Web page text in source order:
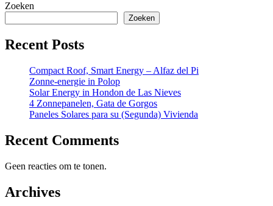
Zoeken
Zoeken
Recent Posts
Compact Roof, Smart Energy – Alfaz del Pi
Zonne-energie in Polop
Solar Energy in Hondon de Las Nieves
4 Zonnepanelen, Gata de Gorgos
Paneles Solares para su (Segunda) Vivienda
Recent Comments
Geen reacties om te tonen.
Archives